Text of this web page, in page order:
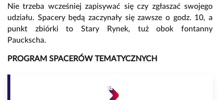
Nie trzeba wcześniej zapisywać się czy zgłaszać swojego
udziału. Spacery będą zaczynały się zawsze o godz. 10, a
punkt zbiórki to Stary Rynek, tuż obok fontanny
Pauckscha.
PROGRAM SPACERÓW TEMATYCZNYCH